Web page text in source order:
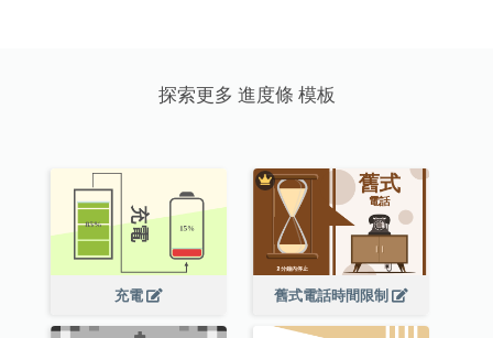
探索更多 進度條 模板
充電 舊式電話時間限制